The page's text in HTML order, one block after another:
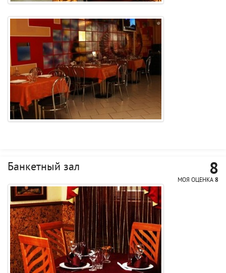
Банкетный зал 8
МОЯ ОЦЕНКА 8